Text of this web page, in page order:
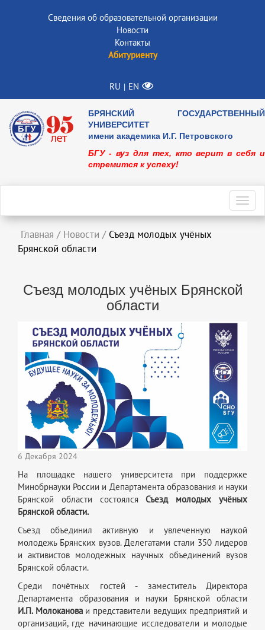
Сведения об образовательной организации
Новости
Контакты
Абитуриенту
RU | EN
БРЯНСКИЙ ГОСУДАРСТВЕННЫЙ
УНИВЕРСИТЕТ
имени академика И.Г. Петровского
БГУ - вуз для тех, кто верит в себя и
стремится к успеху!
Главная / Новости / Съезд молодых учёных
Брянской области
Съезд молодых учёных Брянской
области
6 Декабря 2024
На площадке нашего университета при поддержке
Минобрнауки России и Департамента образования и науки
Брянской области состоялсяСъезд молодых учёных
Брянской области.
Съезд объединил активную и увлеченную наукой
молодежь Брянских вузов. Делегатами стали 350 лидеров
и активистов молодежных научных объединений вузов
Брянской области.
Среди почётных гостей - заместитель Директора
Департамента образования и науки Брянской области
И.П. Молоканова и представители ведущих предприятий и
организаций, где начинающие исследователи и молодые